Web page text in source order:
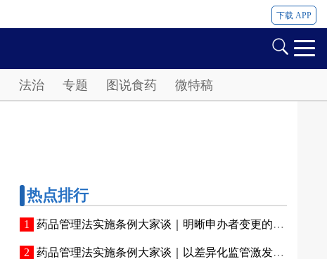
下载 APP
法治 专题 图说食药 微特稿
热点排行
药品管理法实施条例大家谈｜明晰申办者变更的标准化法定程序
药品管理法实施条例大家谈｜以差异化监管激发产业创新活力